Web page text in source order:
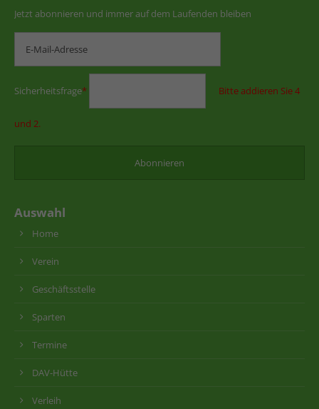
Jetzt abonnieren und immer auf dem Laufenden bleiben
Sicherheitsfrage* Bitte addieren Sie 4
und 2.
Auswahl
Home
Verein
Geschäftsstelle
Sparten
Termine
DAV-Hütte
Verleih